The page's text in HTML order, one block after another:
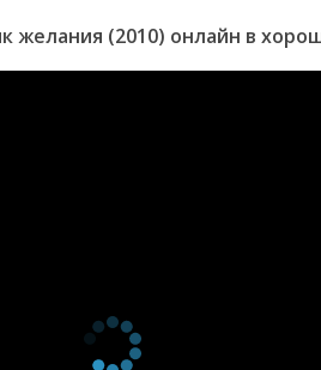
желания (2010) онлайн в